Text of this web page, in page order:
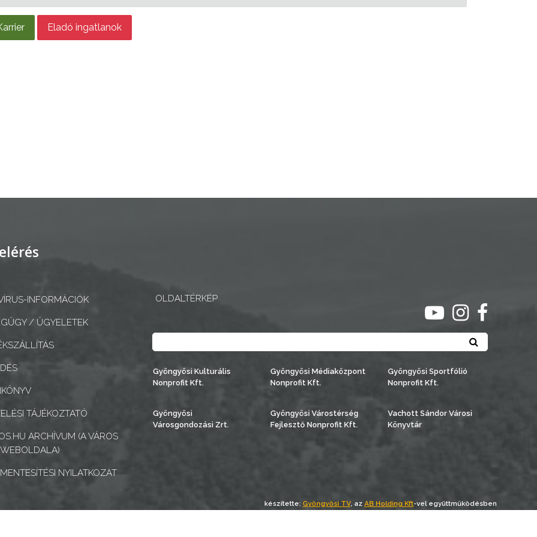
Eladó ingatlanok
INFORMÁCIÓK
/ ÜGYELETEK
TÁJÉKOZTATÓ
ARCHÍVUM (A VÁROS
NYILATKOZAT
OLDALTÉRKÉP
ugrás youtube
ugrásugrás
Keresés
Gyöngyösi Kulturális
Nonprofit Kft.
Gyöngyösi Médiaközpont
Nonprofit Kft.
Gyöngyösi Sportfólió
Nonprofit Kft.
Gyöngyösi
Városgondozási Zrt.
Gyöngyösi Várostérség
Fejlesztő Nonprofit Kft.
Vachott Sándor Városi
Könyvtár
készítette: Gyöngyösi TV, az AB Holding Kft-vel együttműködésben